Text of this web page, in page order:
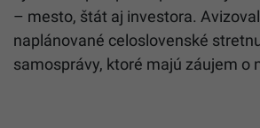
– mesto, štát aj investora.
naplánované celoslovenské
samosprávy, ktoré majú záujem o